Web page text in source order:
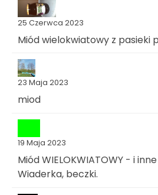
25 Czerwca 2023
Miód wielokwiatowy z pasieki
23 Maja 2023
miod
19 Maja 2023
Miód WIELOKWIATOWY - i
Wiaderka, beczki.